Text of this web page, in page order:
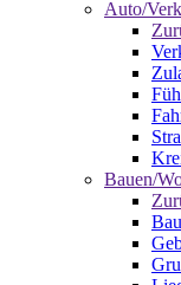
Auto/
Bauen/